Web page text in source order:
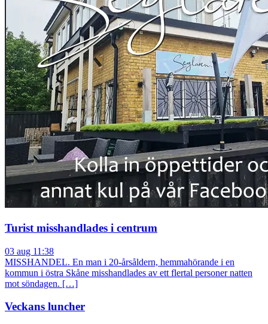
Turist misshandlades i centrum
03 aug 11:38
MISSHANDEL. En man i 20-årsåldern, hemmahörande i en
kommun i östra Skåne misshandlades av ett flertal personer natten
mot söndagen. […]
Veckans luncher